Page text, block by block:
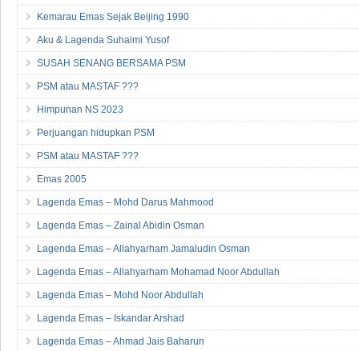
Kemarau Emas Sejak Beijing 1990
Aku & Lagenda Suhaimi Yusof
SUSAH SENANG BERSAMA PSM
PSM atau MASTAF ???
Himpunan NS 2023
Perjuangan hidupkan PSM
PSM atau MASTAF ???
Emas 2005
Lagenda Emas – Mohd Darus Mahmood
Lagenda Emas – Zainal Abidin Osman
Lagenda Emas – Allahyarham Jamaludin Osman
Lagenda Emas – Allahyarham Mohamad Noor Abdullah
Lagenda Emas – Mohd Noor Abdullah
Lagenda Emas – Iskandar Arshad
Lagenda Emas – Ahmad Jais Baharun